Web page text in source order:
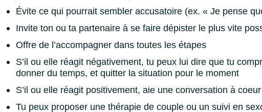
Évite ce qui pourrait sembler accusatoire (ex. « Je pense
Invite ton ou ta partenaire à se faire dépister le plus vite
Offre de l’accompagner dans toutes les étapes
S’il ou elle réagit négativement, tu peux lui dire que tu
donner du temps, et quitter la situation pour le moment
S’il ou elle réagit positivement, aie une conversation à
Tu peux proposer une thérapie de couple ou un suivi en